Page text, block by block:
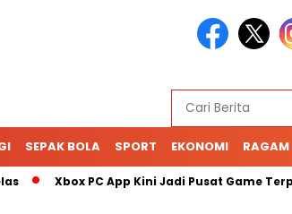
SEPAK BOLA SPORT EKONOMI RAGAM
Xbox PC App Kini Jadi Pusat Game Terpadu: